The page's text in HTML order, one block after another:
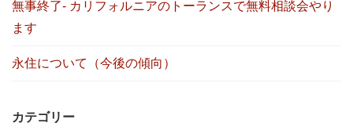
無事終了- カリフォルニアのトーランスで無料相談会やり
ます
永住について（今後の傾向）
カテゴリー